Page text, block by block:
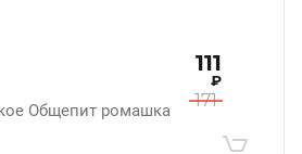
Общепит ромашка 171
111
₽